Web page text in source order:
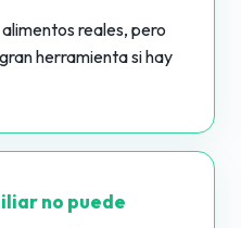
reales, pero
herramienta si hay
no puede